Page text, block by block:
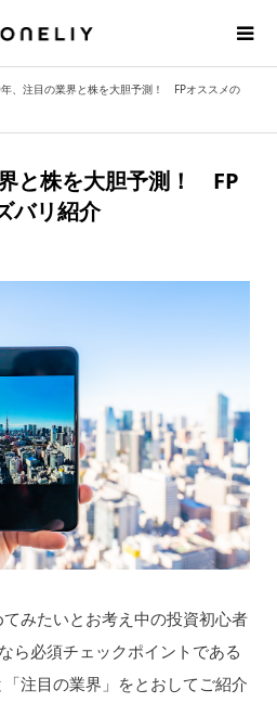
、注目の業界と株を大胆予測！ FPオススメの
と株を大胆予測！ FP
バリ紹介
みたいとお考え中の投資初心者
ら必須チェックポイントである
「注目の業界」をとおしてご紹介